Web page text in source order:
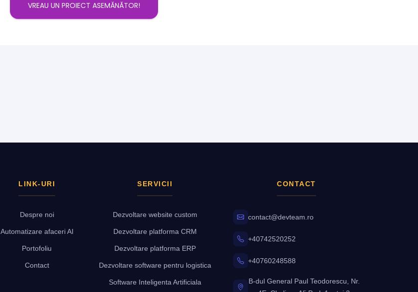
VREAU UN PROIECT ASEMĂNĂTOR!
LINK-URI
Despre noi
Automatizare afaceri AI
Portofoliu
Contact
SERVICII
Dezvoltare website custom
Dezvoltare platforma CRM
Dezvoltare platforma ERP
Dezvoltare software pentru logistica
Software Inteligenta Artificiala
CONTACT
contact@devteam.ro
+40742520252
+40760248588
B-dul General Paul Teodorescu, Nr.